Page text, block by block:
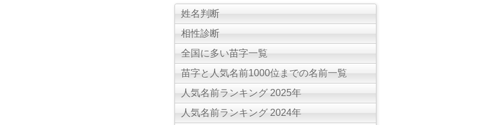
姓名判断
相性診断
全国に多い苗字一覧
苗字と人気名前1000位までの名前一覧
人気名前ランキング 2025年
人気名前ランキング 2024年